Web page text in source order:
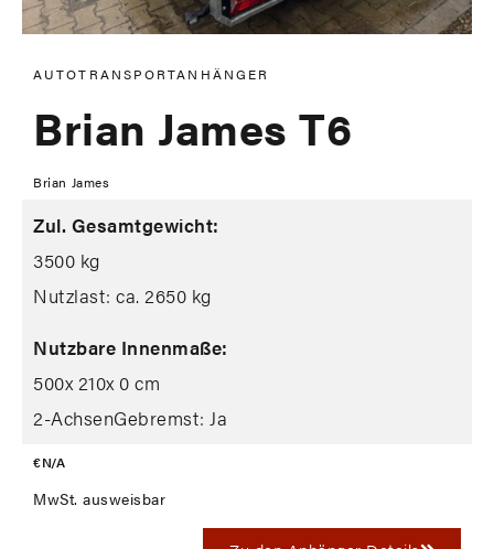
AUTOTRANSPORTANHÄNGER
Brian James T6
Brian James
Zul. Gesamtgewicht:
3500 kg
Nutzlast: ca. 2650 kg
Nutzbare Innenmaße:
500x 210x 0 cm
2-AchsenGebremst: Ja
€ N/A
MwSt. ausweisbar